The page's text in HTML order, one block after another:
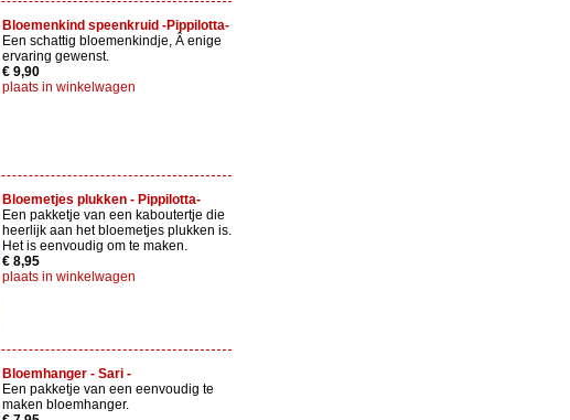
Bloemenkind speenkruid -Pippilotta-
Een schattig bloemenkindje, Â enige
ervaring gewenst.
€ 9,90
plaats in winkelwagen
Bloemetjes plukken - Pippilotta-
Een pakketje van een kaboutertje die
heerlijk aan het bloemetjes plukken is.
Het is eenvoudig om te maken.
€ 8,95
plaats in winkelwagen
Bloemhanger - Sari -
Een pakketje van een eenvoudig te
maken bloemhanger.